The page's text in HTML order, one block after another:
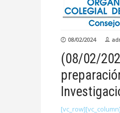
08/02/2024
(08/02/